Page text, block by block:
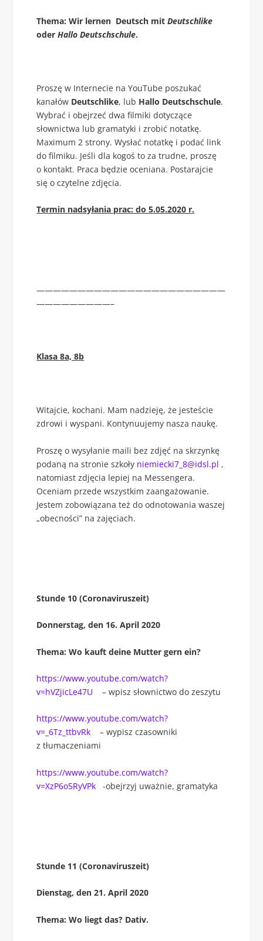
Thema: Wir lernen Deutsch mitDeutschlike
oderHallo Deutschschule.
Proszę w Internecie na YouTube poszukać
kanałów Deutschlike, lub Hallo Deutschschule.
Wybrać i obejrzeć dwa filmiki dotyczące
słownictwa lub gramatyki i zrobić notatkę.
Maximum 2 strony. Wysłać notatkę i podać link
do filmiku. Jeśli dla kogoś to za trudne, proszę
o kontakt. Praca będzie oceniana. Postarajcie
się o czytelne zdjęcia.
Termin nadsyłania prac: do 5.05.2020 r.
———————————————————————
—————————–
Klasa 8a, 8b
Witajcie, kochani. Mam nadzieję, że jesteście
zdrowi i wyspani. Kontynuujemy nasza naukę.
Proszę o wysyłanie maili bez zdjęć na skrzynkę
podaną na stronie szkoły niemiecki7_8@idsl.pl ,
natomiast zdjęcia lepiej na Messengera.
Oceniam przede wszystkim zaangażowanie.
Jestem zobowiązana też do odnotowania waszej
„obecności” na zajęciach.
Stunde 10 (Coronaviruszeit)
Donnerstag, den 16. April 2020
Thema: Wo kauft deine Mutter gern ein?
https://www.youtube.com/watch?
v=hVZjicLe47U – wpisz słownictwo do zeszytu
https://www.youtube.com/watch?
v=_6Tz_ttbvRk – wypisz czasowniki
z tłumaczeniami
https://www.youtube.com/watch?
v=XzP6o5RyVPk -obejrzyj uważnie, gramatyka
Stunde 11 (Coronaviruszeit)
Dienstag, den 21. April 2020
Thema: Wo liegt das? Dativ.